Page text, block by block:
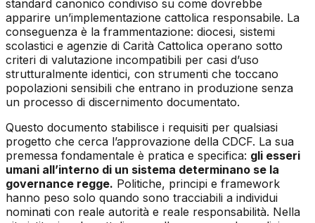
standard canonico condiviso su come dovrebbe
apparire un’implementazione cattolica responsabile. La
conseguenza è la frammentazione: diocesi, sistemi
scolastici e agenzie di Carità Cattolica operano sotto
criteri di valutazione incompatibili per casi d’uso
strutturalmente identici, con strumenti che toccano
popolazioni sensibili che entrano in produzione senza
un processo di discernimento documentato.
Questo documento stabilisce i requisiti per qualsiasi
progetto che cerca l’approvazione della CDCF. La sua
premessa fondamentale è pratica e specifica: gli esseri
umani all’interno di un sistema determinano se la
governance regge. Politiche, principi e framework
hanno peso solo quando sono tracciabili a individui
nominati con reale autorità e reale responsabilità. Nella